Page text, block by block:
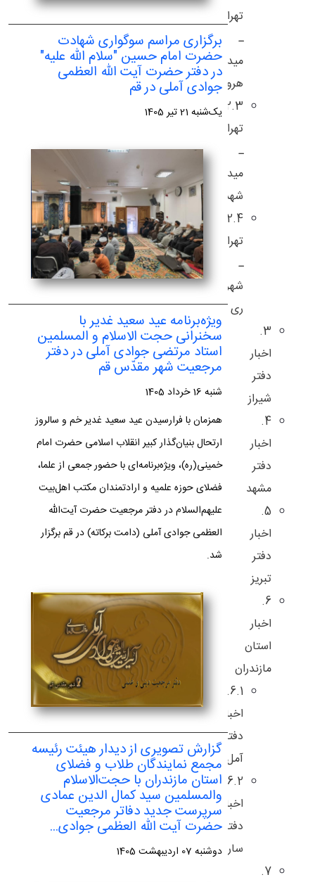
تهران
ـ
میدان
هروی
تهران
ـ
میدان
شهداء
تهران
ـ
شهر
ری
3.
اخبار
دفتر
شیراز
4.
اخبار
دفتر
مشهد
5.
اخبار
دفتر
تبریز
6.
اخبار
استان
مازندران
6.1.
اخبار
دفتر
آمل
اخبار
دفتر
ساری
7.
برگزاری مراسم سوگواری شهادت
حضرت امام حسین "سلام الله علیه"
در دفتر حضرت آیت الله العظمی
جوادی آملی در قم
یک‌شنبه 21 تیر 1405
ویژه‌برنامه عید سعید غدیر با
سخنرانی حجت الاسلام و المسلمین
استاد مرتضی جوادی آملی در دفتر
مرجعیت شهر مقدّس قم
شنبه 16 خرداد 1405
همزمان با فرارسیدن عید سعید غدیر خم و سالروز
ارتحال بنیان‌گذار کبیر انقلاب اسلامی حضرت امام
خمینی(ره)، ویژه‌برنامه‌ای با حضور جمعی از علما،
فضلای حوزه علمیه و ارادتمندان مکتب اهل‌بیت
علیهم‌السلام در دفتر مرجعیت حضرت آیت‌الله
العظمی جوادی آملی (دامت برکاته) در قم برگزار
شد.
گزارش تصویری از دیدار هیئت رئیسه
مجمع نمایندگان طلاب و فضلای
استان مازندران با حجت‌الاسلام
والمسلمین سید کمال الدین عمادی
سرپرست جدید دفاتر مرجعیت
حضرت آیت الله العظمی جوادی...
دوشنبه 07 اردیبهشت 1405